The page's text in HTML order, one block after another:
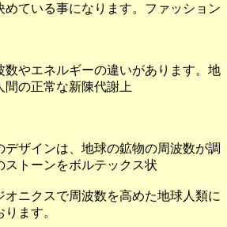
めている事になります。ファッション
数やエネルギーの違いがあります。地
の正常な新陳代謝上
デザインは、地球の鉱物の周波数が調
ストーンをボルテックス状
オニクスで周波数を高めた地球人類に
ます。